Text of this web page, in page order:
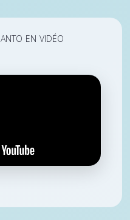
en vidéo